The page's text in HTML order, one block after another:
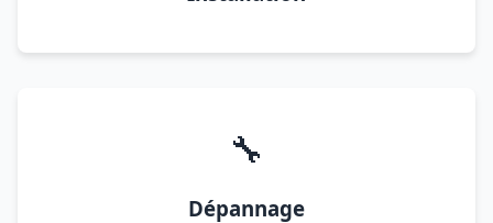
🔧
Dépannage